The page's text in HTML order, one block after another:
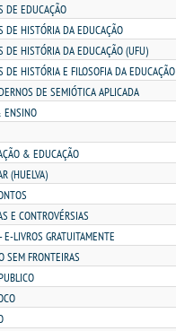
GERAL
DE EDUCAÇÃO
DE HISTÓRIA DA EDUCAÇÃO
DE HISTÓRIA DA EDUCAÇÃO (UFU)
DE HISTÓRIA E FILOSOFIA DA EDUCAÇÃO
DE SEMIÓTICA APLICADA
ENSINO
& EDUCAÇÃO
(HUELVA)
E CONTROVÉRSIAS
E-LIVROS GRATUITAMENTE
SEM FRONTEIRAS